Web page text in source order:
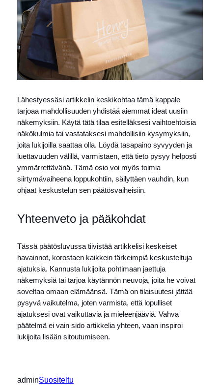
Lähestyessäsi artikkelin keskikohtaa tämä kappale
tarjoaa mahdollisuuden yhdistää aiemmat ideat uusiin
näkemyksiin. Käytä tätä tilaa esitelläksesi vaihtoehtoisia
näkökulmia tai vastataksesi mahdollisiin kysymyksiin,
joita lukijoilla saattaa olla. Löydä tasapaino syvyyden ja
luettavuuden välillä, varmistaen, että tieto pysyy helposti
ymmärrettävänä. Tämä osio voi myös toimia
siirtymävaiheena loppukohtiin, säilyttäen vauhdin, kun
ohjaat keskustelun sen päätösvaiheisiin.
Yhteenveto ja pääkohdat
Tässä päätösluvussa tiivistää artikkelisi keskeiset
havainnot, korostaen kaikkein tärkeimpiä keskusteltuja
ajatuksia. Kannusta lukijoita pohtimaan jaettuja
näkemyksiä tai tarjoa käytännön neuvoja, joita he voivat
soveltaa omaan elämäänsä. Tämä on tilaisuutesi jättää
pysyvä vaikutelma, joten varmista, että lopulliset
ajatuksesi ovat vaikuttavia ja mieleenjääviä. Vahva
päätelmä ei vain sido artikkelia yhteen, vaan inspiroi
lukijoita lisään sitoutumiseen.
adminSuositeltu